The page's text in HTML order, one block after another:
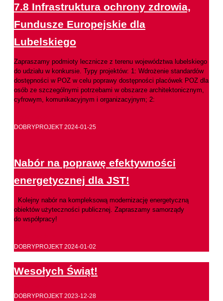
7.8 Infrastruktura ochrony zdrowia,
Fundusze Europejskie dla
Lubelskiego
Zapraszamy podmioty lecznicze z terenu województwa lubelskiego
do udziału w konkursie. Typy projektów: 1: Wdrożenie standardów
dostępności w POZ w celu poprawy dostępności placówek POZ dla
osób ze szczególnymi potrzebami w obszarze architektonicznym,
cyfrowym, komunikacyjnym i organizacyjnym; 2:
DOBRYPROJEKT 2024-01-25
Nabór na poprawę efektywności
energetycznej dla JST!
Kolejny nabór na kompleksową modernizację energetyczną
obiektów użyteczności publicznej. Zapraszamy samorządy
do współpracy!
DOBRYPROJEKT 2024-01-02
Wesołych Świąt!
DOBRYPROJEKT 2023-12-28